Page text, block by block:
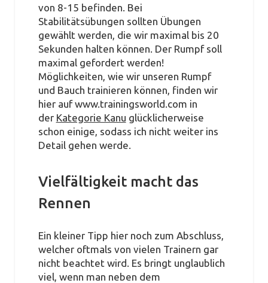
von 8-15 befinden. Bei
Stabilitätsübungen sollten Übungen
gewählt werden, die wir maximal bis 20
Sekunden halten können. Der Rumpf soll
maximal gefordert werden!
Möglichkeiten, wie wir unseren Rumpf
und Bauch trainieren können, finden wir
hier auf www.trainingsworld.com in
der Kategorie Kanu glücklicherweise
schon einige, sodass ich nicht weiter ins
Detail gehen werde.
Vielfältigkeit macht das
Rennen
Ein kleiner Tipp hier noch zum Abschluss,
welcher oftmals von vielen Trainern gar
nicht beachtet wird. Es bringt unglaublich
viel, wenn man neben dem